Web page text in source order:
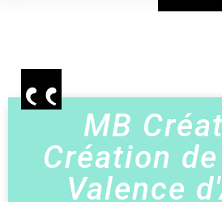
MB
Création
Valence